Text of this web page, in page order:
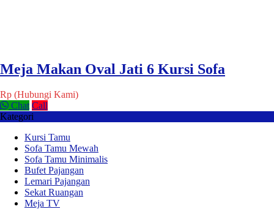
Meja Makan Oval Jati 6 Kursi Sofa
Rp (Hubungi Kami)
Chat Call
Kategori
Kursi Tamu
Sofa Tamu Mewah
Sofa Tamu Minimalis
Bufet Pajangan
Lemari Pajangan
Sekat Ruangan
Meja TV